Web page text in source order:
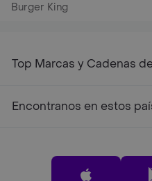
Burger King
Top Marcas y Cadenas
Encontranos en estos